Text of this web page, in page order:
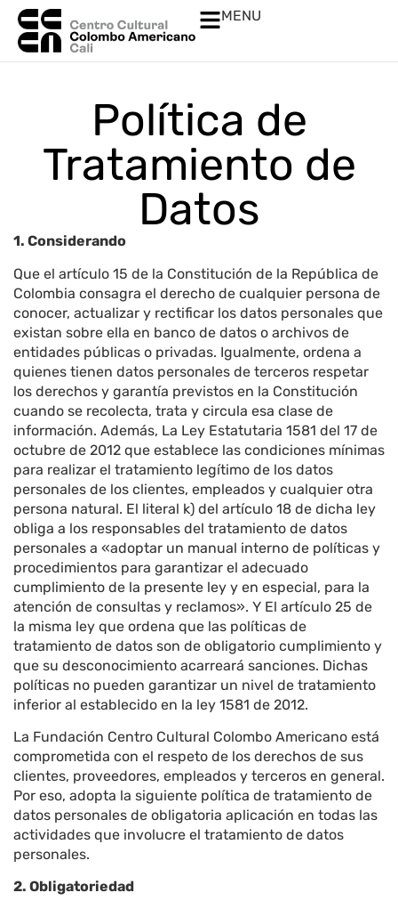
MENU
Política de
Tratamiento de
Datos
1. Considerando
Que el artículo 15 de la Constitución de la República de
Colombia consagra el derecho de cualquier persona de
conocer, actualizar y rectificar los datos personales que
existan sobre ella en banco de datos o archivos de
entidades públicas o privadas. Igualmente, ordena a
quienes tienen datos personales de terceros respetar
los derechos y garantía previstos en la Constitución
cuando se recolecta, trata y circula esa clase de
información. Además, La Ley Estatutaria 1581 del 17 de
octubre de 2012 que establece las condiciones mínimas
para realizar el tratamiento legítimo de los datos
personales de los clientes, empleados y cualquier otra
persona natural. El literal k) del artículo 18 de dicha ley
obliga a los responsables del tratamiento de datos
personales a «adoptar un manual interno de políticas y
procedimientos para garantizar el adecuado
cumplimiento de la presente ley y en especial, para la
atención de consultas y reclamos». Y El artículo 25 de
la misma ley que ordena que las políticas de
tratamiento de datos son de obligatorio cumplimiento y
que su desconocimiento acarreará sanciones. Dichas
políticas no pueden garantizar un nivel de tratamiento
inferior al establecido en la ley 1581 de 2012.
La Fundación Centro Cultural Colombo Americano está
comprometida con el respeto de los derechos de sus
clientes, proveedores, empleados y terceros en general.
Por eso, adopta la siguiente política de tratamiento de
datos personales de obligatoria aplicación en todas las
actividades que involucre el tratamiento de datos
personales.
2. Obligatoriedad